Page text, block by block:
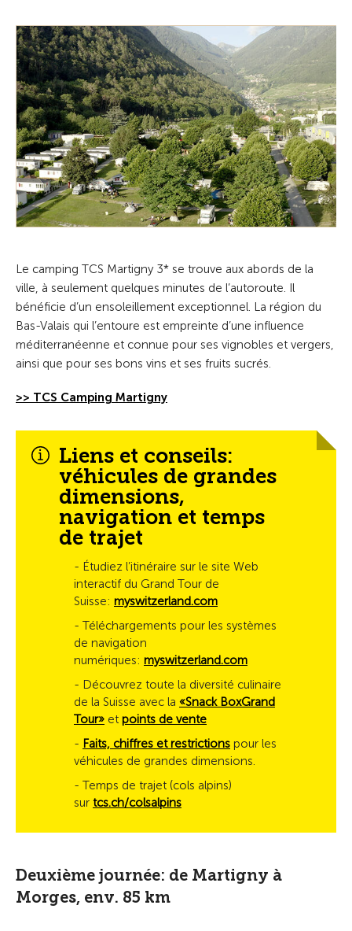
Le camping TCS Martigny 3* se trouve aux abords de la
ville, à seulement quelques minutes de l’autoroute. Il
bénéficie d’un ensoleillement exceptionnel. La région du
Bas-Valais qui l’entoure est empreinte d’une influence
méditerranéenne et connue pour ses vignobles et vergers,
ainsi que pour ses bons vins et ses fruits sucrés.
>> TCS Camping Martigny
Liens et conseils:
véhicules de grandes
dimensions,
navigation et temps
de trajet
- Étudiez l’itinéraire sur le site Web
interactif du Grand Tour de
Suisse: myswitzerland.com
- Téléchargements pour les systèmes
de navigation
numériques: myswitzerland.com
- Découvrez toute la diversité culinaire
de la Suisse avec la «Snack BoxGrand
Tour» et points de vente
- Faits, chiffres et restrictions pour les
véhicules de grandes dimensions.
- Temps de trajet (cols alpins)
sur tcs.ch/colsalpins
Deuxième journée: de Martigny à
Morges, env. 85 km